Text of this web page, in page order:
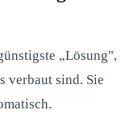
„Lösung",
verbaut sind. Sie